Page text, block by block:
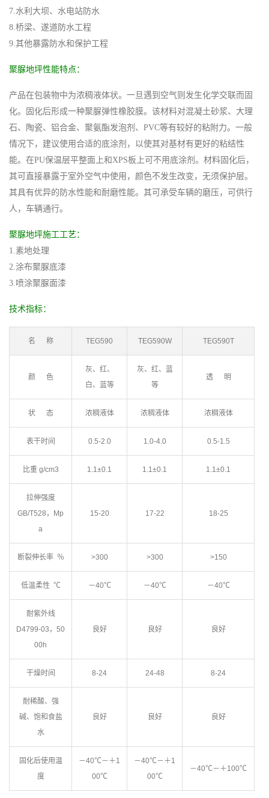
7.水利大坝、水电站防水
8.桥梁、遂道防水工程
9.其他暴露防水和保护工程
聚脲地坪性能特点：
产品在包装物中为浓稠液体状。一旦遇到空气则发生化学交联而固
化。固化后形成一种聚脲弹性橡胶膜。该材料对混凝土砂浆、大理
石、陶瓷、铝合金、聚氨酯发泡剂、PVC等有较好的粘附力。一般
情况下，建议使用合适的底涂剂，以使其对基材有更好的粘结性
能。在PU保温层平整面上和XPS板上可不用底涂剂。材料固化后，
其可直接暴露于室外空气中使用，颜色不发生改变，无须保护层。
其具有优异的防水性能和耐磨性能。其可承受车辆的磨压，可供行
人，车辆通行。
聚脲地坪施工工艺：
1.素地处理
2.涂布聚脲底漆
3.喷涂聚脲面漆
技术指标：
名 称 TEG590 TEG590W TEG590T
颜 色
灰、红、
白、蓝等
灰、红、蓝
等
透 明
状 态 浓稠液体 浓稠液体 浓稠液体
表干时间 0.5-2.0 1.0-4.0 0.5-1.5
比重 g/cm3 1.1±0.1 1.1±0.1 1.1±0.1
拉伸强度
GB/T528，Mp
a
15-20 17-22 18-25
断裂伸长率 ％ >300 >300 >150
低温柔性 ℃ －40℃ －40℃ －40℃
耐紫外线
D4799-03，50
00h
良好 良好 良好
干燥时间 8-24 24-48 8-24
耐稀酸、强
碱、饱和食盐
水
良好 良好 良好
固化后使用温
度
－40℃－＋1
00℃
－40℃－＋1
00℃
－40℃－＋100℃